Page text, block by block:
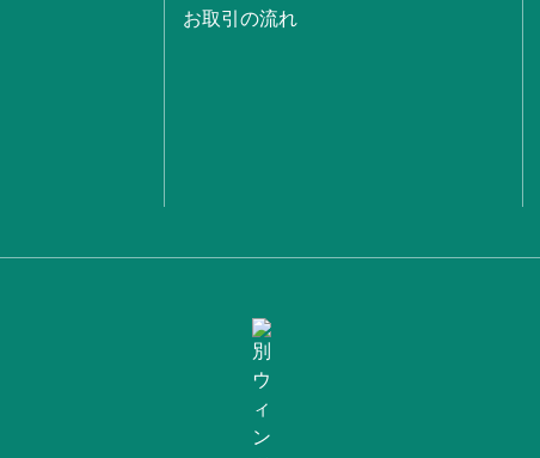
お取引の流れ